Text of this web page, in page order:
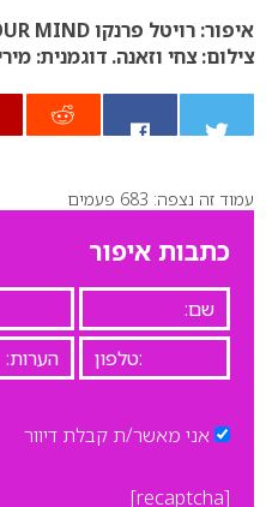
איפור: רויטל פרנקו MAKEUP YOUR MIND.
צילום: צחי וזאנה. דוגמנית:
0
עמוד זה נצפה: 683 פעמים
כתבות איפור
אני מאשר/ת קבלת דיוור
[recaptcha]